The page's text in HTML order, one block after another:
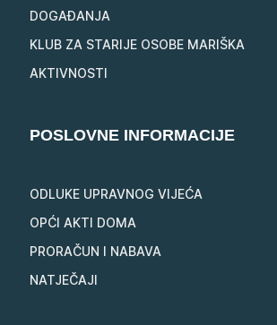
DOGAĐANJA
KLUB ZA STARIJE OSOBE MARIŠKA
AKTIVNOSTI
POSLOVNE INFORMACIJE
ODLUKE UPRAVNOG VIJEĆA
OPĆI AKTI DOMA
PRORAČUN I NABAVA
NATJEČAJI